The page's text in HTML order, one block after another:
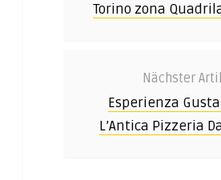
Torino zona
Nächster
Esperienza
L’Antica Pizzeria